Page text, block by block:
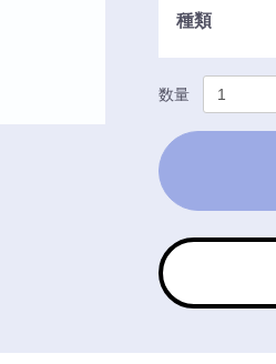
種類
数量